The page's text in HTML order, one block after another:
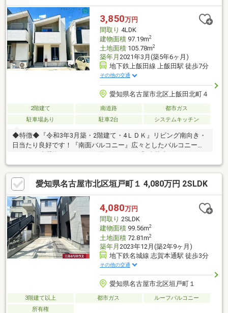
下情報多数あります。ほかのページで気になる物件もご相談くだ
さい。
3,850万円
間取り 4LDK
建物面積97.19m2
土地面積105.78m2
築年月 2021年3月(築5年6ヶ月)
地下鉄上飯田線 上飯田駅 徒歩7分
その他の交通
愛知県名古屋市北区上飯田北町４
2階建て 南道路
都市ガス
駐車場あり
駐車2台 システムキッチン
◆特徴◆『令和3年3月築・2階建て・4ＬＤＫ』リビング南向き・
日当たり良好です！『南面バルコニー』広々としたバルコニーが
余裕をもって駐車可能です！『大容量収納』全居室収納付き、廊
下収納、階段下収納、シューズクローゼットもあるため収納スペ
ースには困りません！◆設備仕様◆『2025年10月リフォーム完
工』■水回り：キッチン、バス、洗面、トイレ■内装：クロス、床
材、建具他◆リフォーム後引き渡し可◆ご要望があればリフォー
ム工事後引き渡し可能です！ご相談ください！
愛知県名古屋市北区垣戸町１ 4,080万円 2SLDK
4,080万円
間取り 2SLDK
建物面積99.56m2
土地面積72.81m2
築年月 2023年12月(築2年9ヶ月)
地下鉄名城線 志賀本通駅 徒歩3分
その他の交通
愛知県名古屋市北区垣戸町１
3階建て以上 都市ガス
ルーフバルコニー
所有権